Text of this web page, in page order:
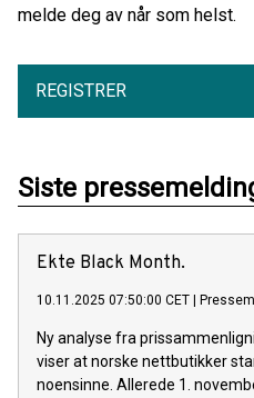
melde deg av når som helst.
REGISTRER
Siste
Ekte Black Month.
10.11.2025 07:50:00 CET
Ny analyse fra
viser at norske nettbutikker
noensinne. Allerede 1.